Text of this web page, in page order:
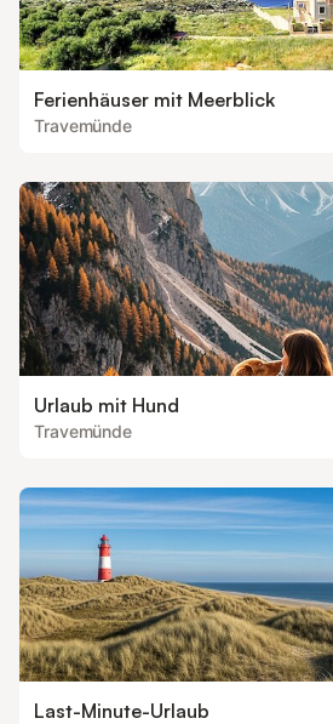
Ferienhäuser mit Meerblick
Travemünde
Urlaub mit Hund
Travemünde
Last-Minute-Urlaub